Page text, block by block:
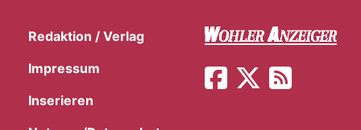
Redaktion / Verlag
Impressum
Inserieren